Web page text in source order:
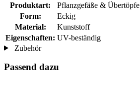
Produktart:
Pflanzgefäße & Übertöpfe
Form:
Eckig
Material:
Kunststoff
Eigenschaften: UV-beständig
Zubehör
Passend dazu